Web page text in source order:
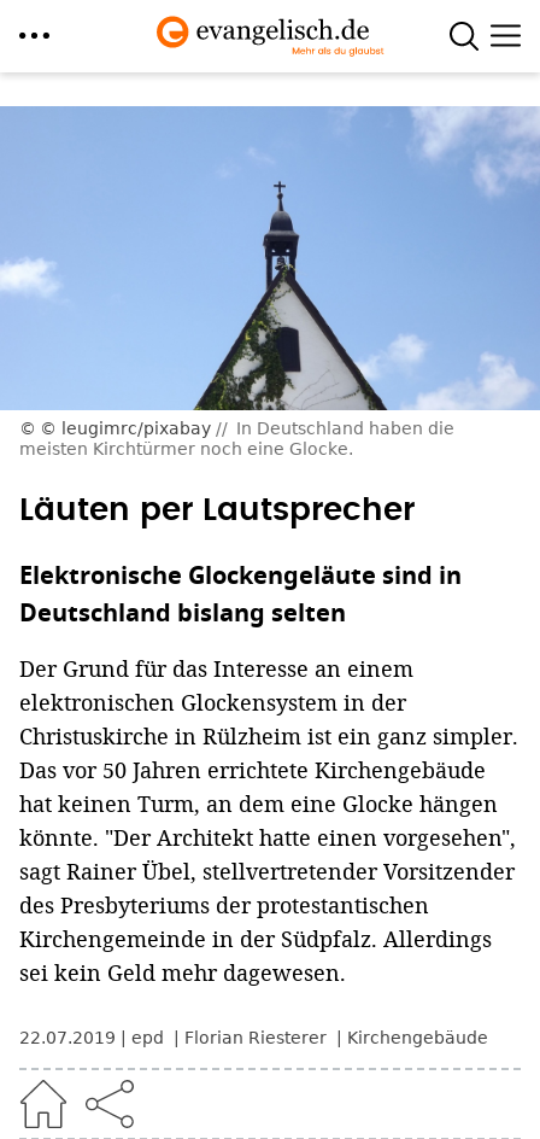
© leugimrc/pixabay
In Deutschland haben die
meisten Kirchtürmer noch eine Glocke.
Läuten per Lautsprecher
Elektronische Glockengeläute sind in
Deutschland bislang selten
Der Grund für das Interesse an einem
elektronischen Glockensystem in der
Christuskirche in Rülzheim ist ein ganz simpler.
Das vor 50 Jahren errichtete Kirchengebäude
hat keinen Turm, an dem eine Glocke hängen
könnte. "Der Architekt hatte einen vorgesehen",
sagt Rainer Übel, stellvertretender Vorsitzender
des Presbyteriums der protestantischen
Kirchengemeinde in der Südpfalz. Allerdings
sei kein Geld mehr dagewesen.
22.07.2019 epd Florian Riesterer Kirchengebäude